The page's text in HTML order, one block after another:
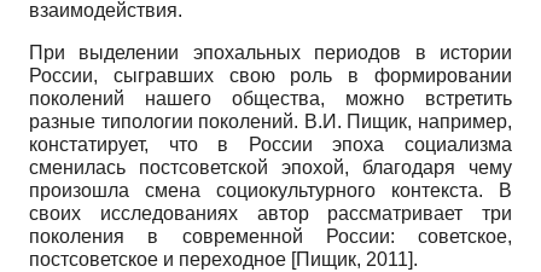
взаимодействия.
При выделении эпохальных периодов в истории
России, сыгравших свою роль в формировании
поколений нашего общества, можно встретить
разные типологии поколений. В.И. Пищик, например,
констатирует, что в России эпоха социализма
сменилась постсоветской эпохой, благодаря чему
произошла смена социокультурного контекста. В
своих исследованиях автор рассматривает три
поколения в современной России: советское,
постсоветское и переходное [Пищик, 2011].